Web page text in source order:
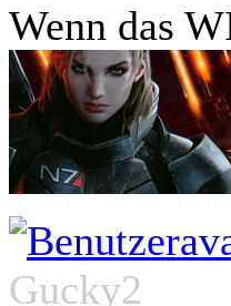
Wenn das
Gucky2